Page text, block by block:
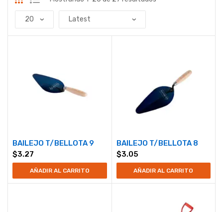
BAILEJO T/BELLOTA 9
$3.27
AÑADIR AL CARRITO
BAILEJO T/BELLOTA 8
$3.05
AÑADIR AL CARRITO